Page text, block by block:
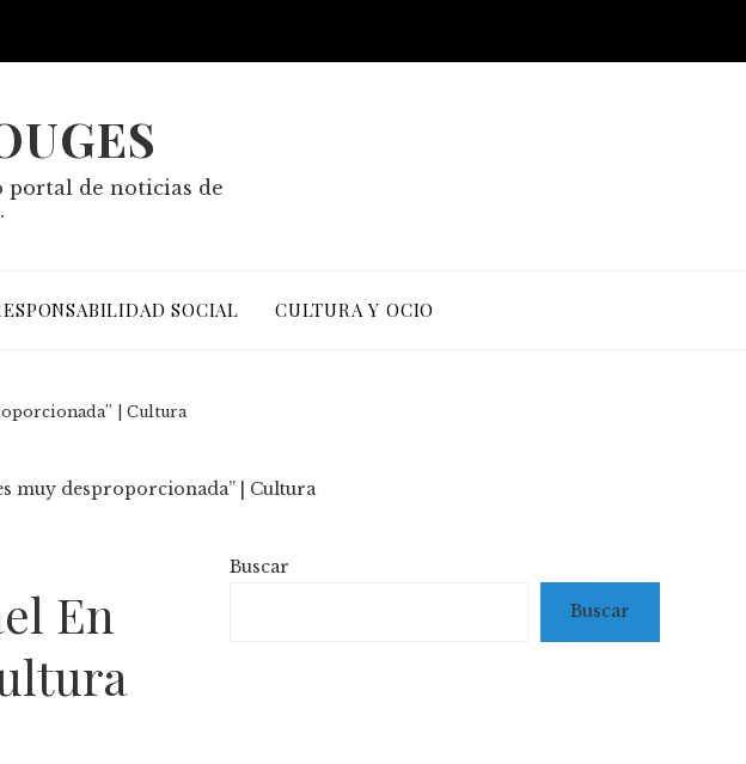
portal de noticias de
SOCIAL CULTURA Y OCIO
| Cultura
En
Buscar
Buscar